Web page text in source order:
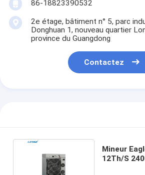
86-18823390532
2e étage, bâtiment n° 5, parc
Donghuan 1, nouveau quartier
province du Guangdong
Contactez
Mineur
12Th/S